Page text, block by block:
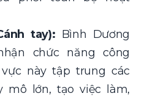
tay): Bình Dương
chức năng công
này tập trung các
mô lớn, tạo việc làm,